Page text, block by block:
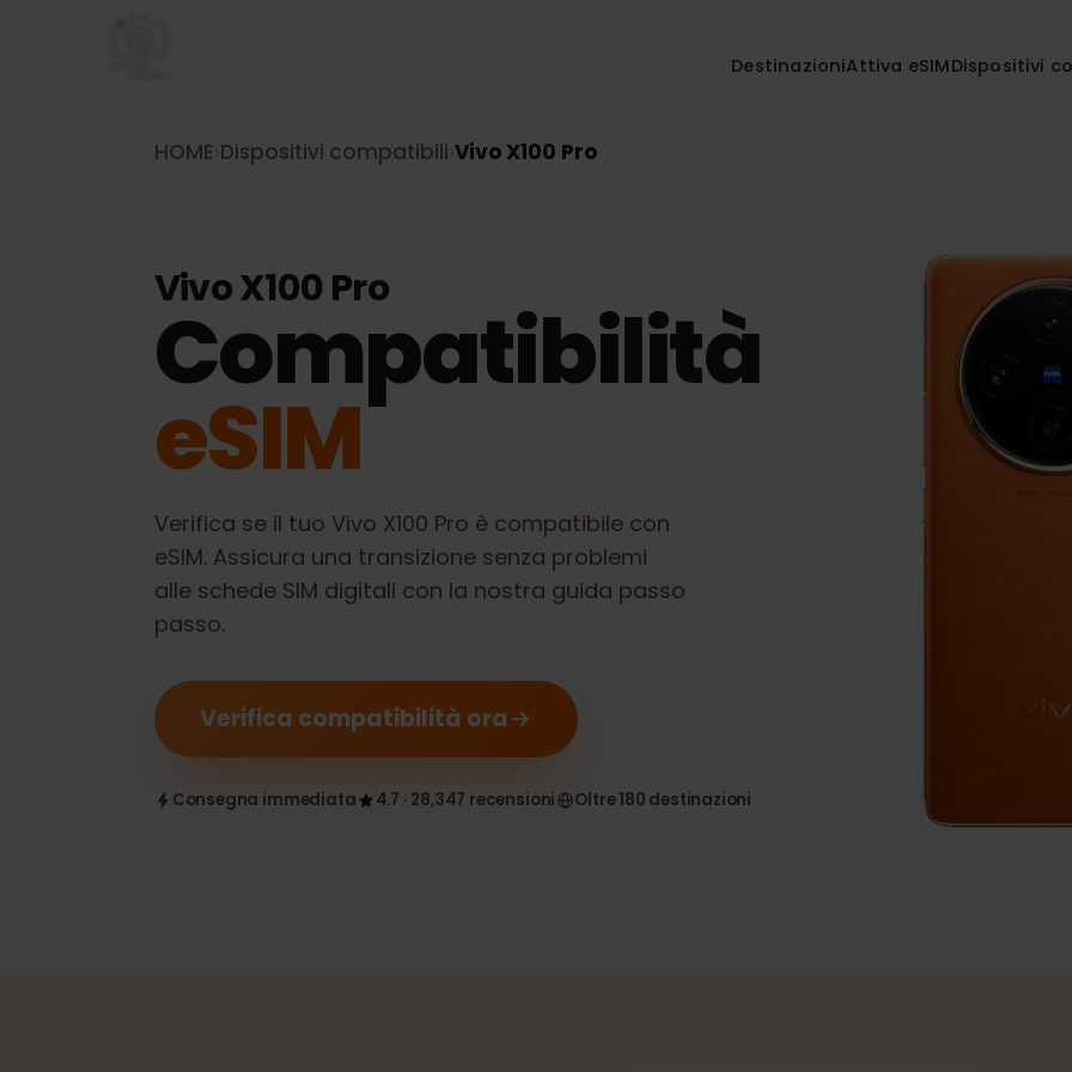
DestinazioniAttiva eSIM
HOME›Dispositivi compatibili›Vivo X100 Pro
Vivo X100 Pro
Compatibilità
eSIM
Verifica se il tuoVivo X100 Pro è compatibile con
eSIM. Assicura una transizione senza problemi
alle schede SIM digitali con la nostra guida passo
Verifica compatibilità ora